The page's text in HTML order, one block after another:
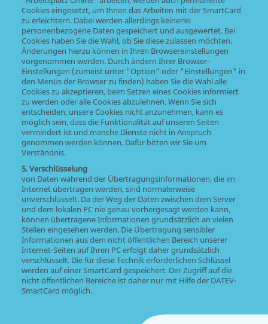
Cookies eingesetzt, um Ihnen das Arbeiten mit der SmartCard
zu erleichtern. Dabei werden allerdings keinerlei
personenbezogene Daten gespeichert und ausgewertet. Bei
Cookies haben Sie die Wahl, ob Sie diese zulassen möchten.
Änderungen hierzu können in Ihren Browsereinstellungen
vorgenommen werden. Durch ändern Ihrer Browser-
Einstellungen (zumeist unter "Option" oder "Einstellungen" in
den Menüs der Browser zu finden) haben Sie die Wahl alle
Cookies zu akzeptieren, beim Setzen eines Cookies informiert
zu werden oder alle Cookies abzulehnen. Wenn Sie sich
entscheiden, unsere Cookies nicht anzunehmen, kann es
möglich sein, dass die Funktionalität auf unseren Seiten
vermindert ist und manche Dienste nicht in Anspruch
genommen werden können. Dafür bitten wir Sie um
Verständnis.
5. Verschlüsselung
von Daten während der Übertragungsinformationen, die im
Internet übertragen werden, sind normalerweise
unverschlüsselt. Da der Weg der Daten zwischen dem Server
und dem lokalen PC nie genau vorhergesagt werden kann,
können übertragene Informationen grundsätzlich an vielen
Stellen eingesehen werden. Die Übertragung sensibler
Informationen aus dem nicht öffentlichen Bereich unserer
Internet-Seiten auf Ihren PC erfolgt daher grundsätzlich
verschlüsselt. Die für diese Technik erforderlichen Schlüssel
werden auf einer SmartCard gespeichert. Der Zugriff auf die
nicht öffentlichen Bereiche ist daher nur mit Hilfe der DATEV-
SmartCard möglich.